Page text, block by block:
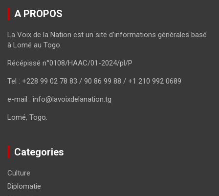
A PROPOS
La Voix de la Nation est un site d’informations générales basé
à Lomé au Togo.
Récépissé n°0108/HAAC/01-2024/pl/P
Tel : +228 99 02 78 83 / 90 86 99 88 / +1 210 992 0689
e-mail : info@lavoixdelanation.tg
Lomé, Togo.
Categories
Culture
Diplomatie